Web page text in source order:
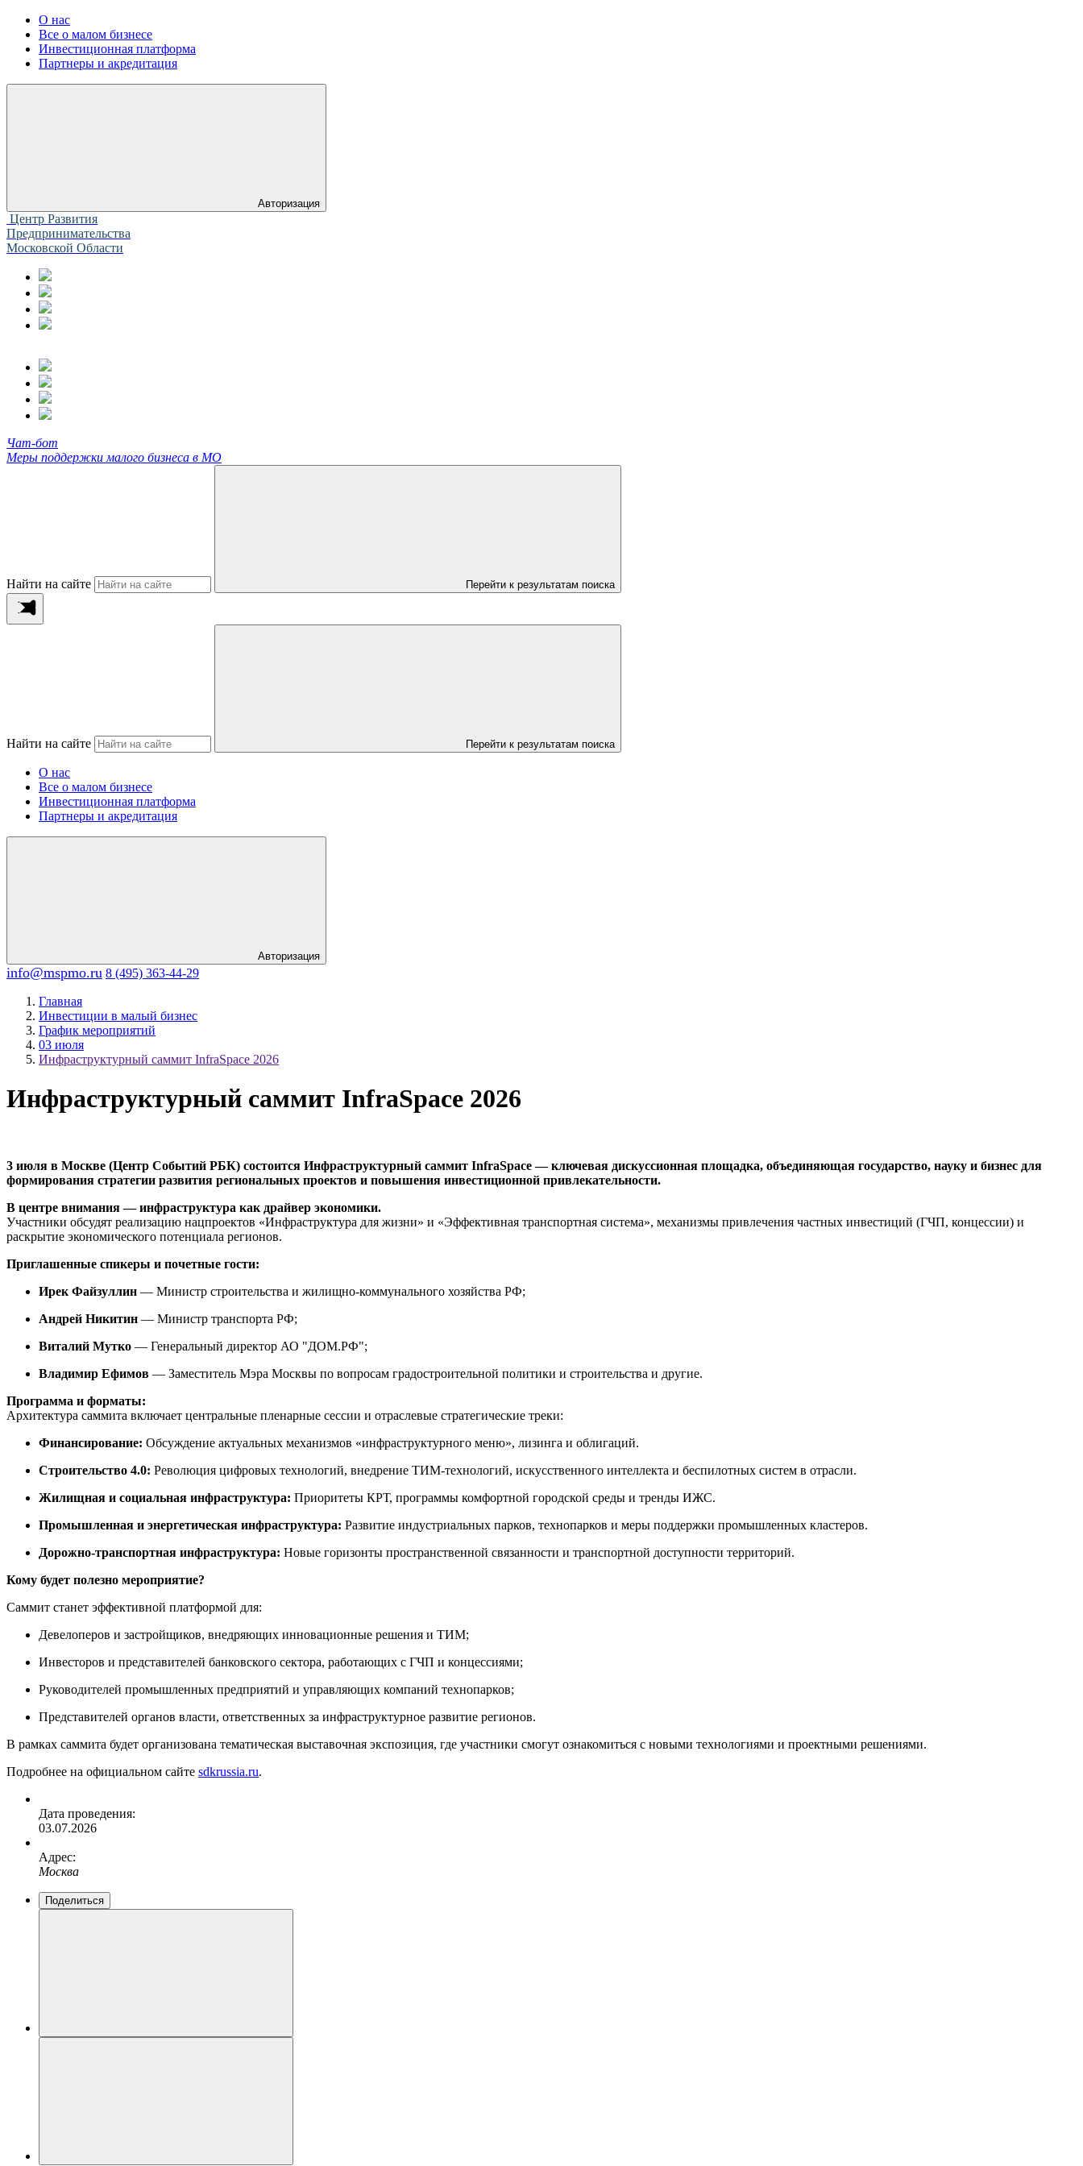
О нас
Все о малом бизнесе
Инвестиционная платформа
Партнеры и акредитация
Авторизация
Центр Развития
Предпринимательства
Московской Области
Чат-бот
Меры поддержки малого бизнеса в МО
Найти на сайте Перейти к результатам поиска
Найти на сайте Перейти к результатам поиска
О нас
Все о малом бизнесе
Инвестиционная платформа
Партнеры и акредитация
Авторизация
info@mspmo.ru 8 (495) 363-44-29
Главная
Инвестиции в малый бизнес
График мероприятий
03 июля
Инфраструктурный саммит InfraSpace 2026
Инфраструктурный саммит InfraSpace 2026
3 июля в Москве (Центр Событий РБК) состоится Инфраструктурный саммит InfraSpace — ключевая дискуссионная площадка, объединяющая государство, науку и бизнес для
формирования стратегии развития региональных проектов и повышения инвестиционной привлекательности.
В центре внимания — инфраструктура как драйвер экономики.
Участники обсудят реализацию нацпроектов «Инфраструктура для жизни» и «Эффективная транспортная система», механизмы привлечения частных инвестиций (ГЧП, концессии) и
раскрытие экономического потенциала регионов.
Приглашенные спикеры и почетные гости:
Ирек Файзуллин — Министр строительства и жилищно-коммунального хозяйства РФ;
Андрей Никитин — Министр транспорта РФ;
Виталий Мутко — Генеральный директор АО "ДОМ.РФ";
Владимир Ефимов — Заместитель Мэра Москвы по вопросам градостроительной политики и строительства и другие.
Программа и форматы:
Архитектура саммита включает центральные пленарные сессии и отраслевые стратегические треки:
Финансирование: Обсуждение актуальных механизмов «инфраструктурного меню», лизинга и облигаций.
Строительство 4.0: Революция цифровых технологий, внедрение ТИМ-технологий, искусственного интеллекта и беспилотных систем в отрасли.
Жилищная и социальная инфраструктура: Приоритеты КРТ, программы комфортной городской среды и тренды ИЖС.
Промышленная и энергетическая инфраструктура: Развитие индустриальных парков, технопарков и меры поддержки промышленных кластеров.
Дорожно-транспортная инфраструктура: Новые горизонты пространственной связанности и транспортной доступности территорий.
Кому будет полезно мероприятие?
Саммит станет эффективной платформой для:
Девелоперов и застройщиков, внедряющих инновационные решения и ТИМ;
Инвесторов и представителей банковского сектора, работающих с ГЧП и концессиями;
Руководителей промышленных предприятий и управляющих компаний технопарков;
Представителей органов власти, ответственных за инфраструктурное развитие регионов.
В рамках саммита будет организована тематическая выставочная экспозиция, где участники смогут ознакомиться с новыми технологиями и проектными решениями.
Подробнее на официальном сайте sdkrussia.ru.
Дата проведения:
03.07.2026
Адрес:
Москва
Поделиться